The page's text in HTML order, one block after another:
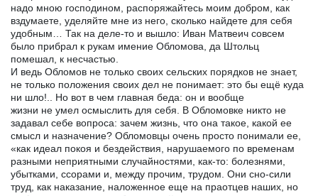
надо мною господином, распоряжайтесь моим добром, как
вздумаете, уделяйте мне из него, сколько найдете для себя
удобным… Так на деле-то и вышло: Иван Матвеич совсем
было прибрал к рукам имение Обломова, да Штольц
помешал, к несчастью.
И ведь Обломов не только своих сельских порядков не знает,
не только положения своих дел не понимает: это бы ещё куда
ни шло!.. Но вот в чем главная беда: он и вообще
жизни не умел осмыслить для себя. В Обломовке никто не
задавал себе вопроса: зачем жизнь, что она такое, какой ее
смысл и назначение? Обломовцы очень просто понимали ее,
«как идеал покоя и бездействия, нарушаемого по временам
разными неприятными случайностями, как-то: болезнями,
убытками, ссорами и, между прочим, трудом. Они сно-сили
труд, как наказание, наложенное еще на праотцев наших, но